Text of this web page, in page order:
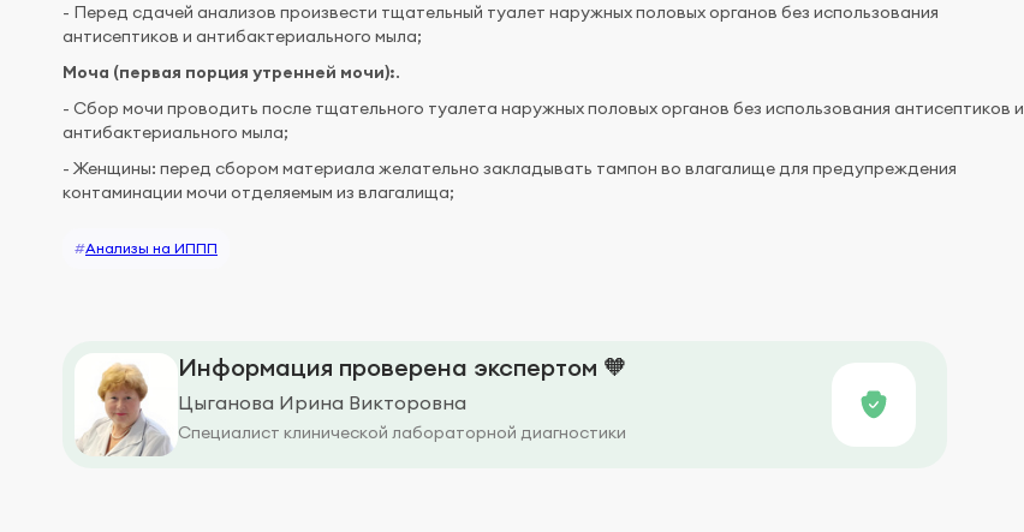
- Перед сдачей анализов произвести тщательный туалет наружных половых органов без использования
антисептиков и антибактериального мыла;
Моча (первая порция утренней мочи):.
- Сбор мочи проводить после тщательного туалета наружных половых органов без использования антисептиков и
антибактериального мыла;
- Женщины: перед сбором материала желательно закладывать тампон во влагалище для предупреждения
контаминации мочи отделяемым из влагалища;
#Анализы на ИППП
Информация проверена экспертом 🧡
Цыганова Ирина Викторовна
Специалист клинической лабораторной диагностики